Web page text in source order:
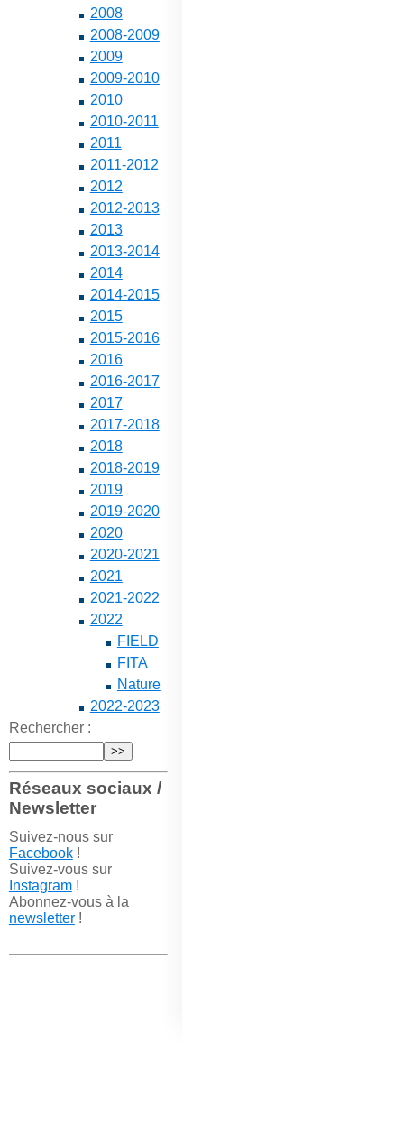
2008
2008-2009
2009
2009-2010
2010
2010-2011
2011
2011-2012
2012
2012-2013
2013
2013-2014
2014
2014-2015
2015
2015-2016
2016
2016-2017
2017
2017-2018
2018
2018-2019
2019
2019-2020
2020
2020-2021
2021
2021-2022
2022
FIELD
FITA
Nature
2022-2023
Rechercher :
Réseaux sociaux /
Newsletter
Suivez-nous sur
Facebook!
Suivez-vous sur
Instagram!
Abonnez-vous à la
newsletter!